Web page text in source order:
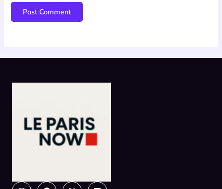
InstagramFacebook
X- Linkedin